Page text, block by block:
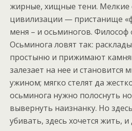
жирные, хищные тени. Мелкие
цивилизации — пристанище
меня – и осьминогов. Философ
Осьминога ловят так:
простыню и прижимают
залезает на нее и
ужином; мягко стелят да
осьминога нужно полоснуть
вывернуть наизнанку. Но
убивать, здесь хочется жить,